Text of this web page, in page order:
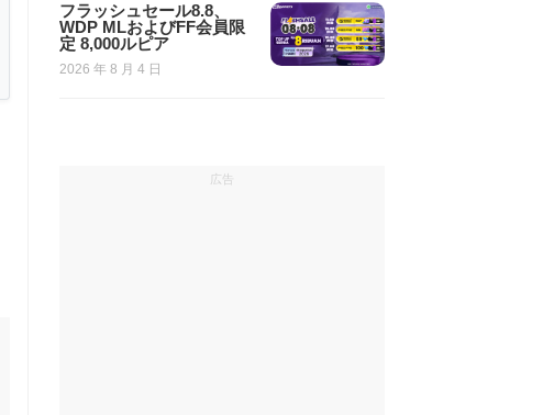
フラッシュセール8.8、
WDP MLおよびFF会員限
定 8,000ルピア
2026 年 8 月 4 日
広告